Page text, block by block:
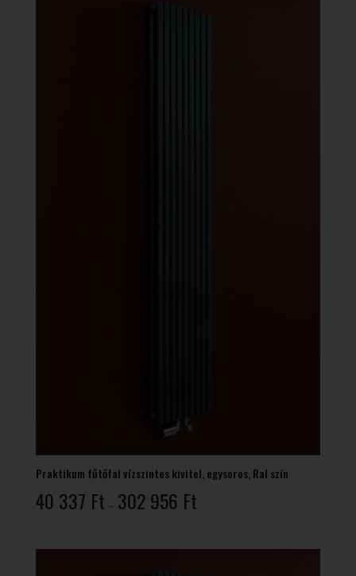
Praktikum fűtőfal vízszintes kivitel, egysoros, Ral szín
40 337 Ft – 302 956 Ft40
-